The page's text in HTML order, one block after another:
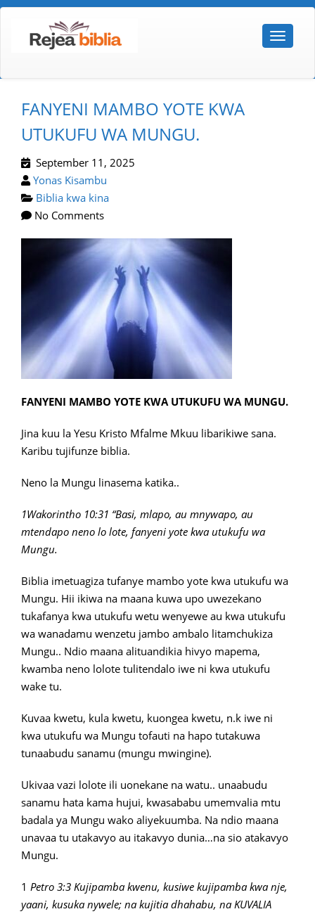
FANYENI MAMBO YOTE KWA
UTUKUFU WA MUNGU.
September 11, 2025
Yonas Kisambu
Biblia kwa kina
No Comments
FANYENI MAMBO YOTE KWA UTUKUFU WA MUNGU.
Jina kuu la Yesu Kristo Mfalme Mkuu libarikiwe sana.
Karibu tujifunze biblia.
Neno la Mungu linasema katika..
1Wakorintho 10:31 “Basi, mlapo, au mnywapo, au
mtendapo neno lo lote, fanyeni yote kwa utukufu wa
Mungu.
Biblia imetuagiza tufanye mambo yote kwa utukufu wa
Mungu. Hii ikiwa na maana kuwa upo uwezekano
tukafanya kwa utukufu wetu wenyewe au kwa utukufu
wa wanadamu wenzetu jambo ambalo litamchukiza
Mungu.. Ndio maana alituandikia hivyo mapema,
kwamba neno lolote tulitendalo iwe ni kwa utukufu
wake tu.
Kuvaa kwetu, kula kwetu, kuongea kwetu, n.k iwe ni
kwa utukufu wa Mungu tofauti na hapo tutakuwa
tunaabudu sanamu (mungu mwingine).
Ukivaa vazi lolote ili uonekane na watu.. unaabudu
sanamu hata kama hujui, kwasababu umemvalia mtu
badala ya Mungu wako aliyekuumba. Na ndio maana
unavaa tu utakavyo au itakavyo dunia…na sio atakavyo
Mungu.
1 Petro 3:3 Kujipamba kwenu, kusiwe kujipamba kwa nje,
yaani, kusuka nywele; na kujitia dhahabu, na KUVALIA